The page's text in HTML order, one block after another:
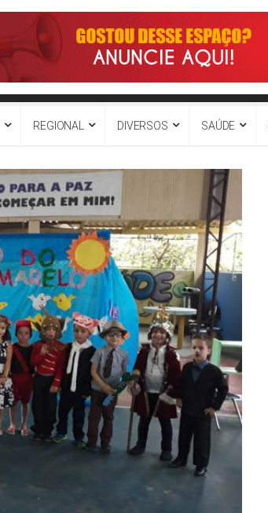
REGIONAL DIVERSOS SAÚDE